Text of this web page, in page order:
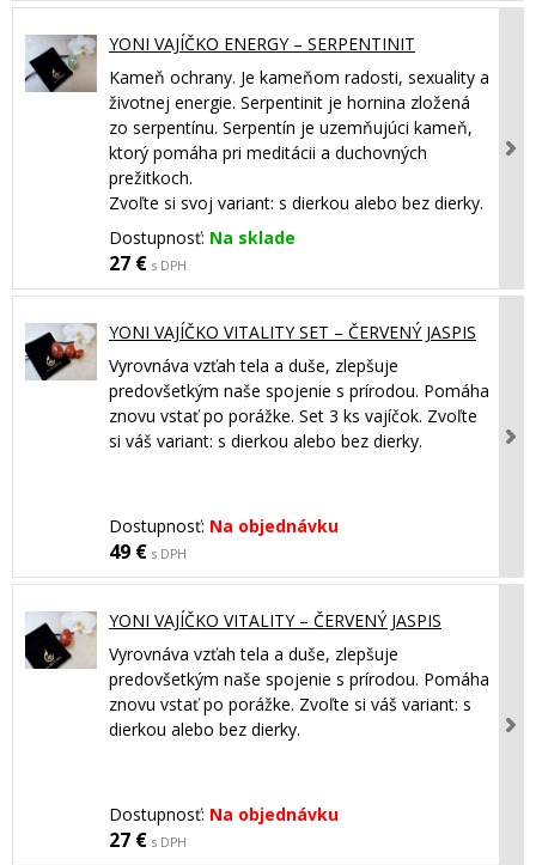
YONI VAJÍČKO ENERGY – SERPENTINIT
Kameň ochrany. Je kameňom radosti, sexuality a
životnej energie. Serpentinit je hornina zložená
zo serpentínu. Serpentín je uzemňujúci kameň,
ktorý pomáha pri meditácii a duchovných
prežitkoch.
Zvoľte si svoj variant: s dierkou alebo bez dierky.
Dostupnosť: Na sklade
27 € s DPH
YONI VAJÍČKO VITALITY SET – ČERVENÝ JASPIS
Vyrovnáva vzťah tela a duše, zlepšuje
predovšetkým naše spojenie s prírodou. Pomáha
znovu vstať po porážke. Set 3 ks vajíčok. Zvoľte
si váš variant: s dierkou alebo bez dierky.
Dostupnosť: Na objednávku
49 € s DPH
YONI VAJÍČKO VITALITY – ČERVENÝ JASPIS
Vyrovnáva vzťah tela a duše, zlepšuje
predovšetkým naše spojenie s prírodou. Pomáha
znovu vstať po porážke. Zvoľte si váš variant: s
dierkou alebo bez dierky.
Dostupnosť: Na objednávku
27 € s DPH